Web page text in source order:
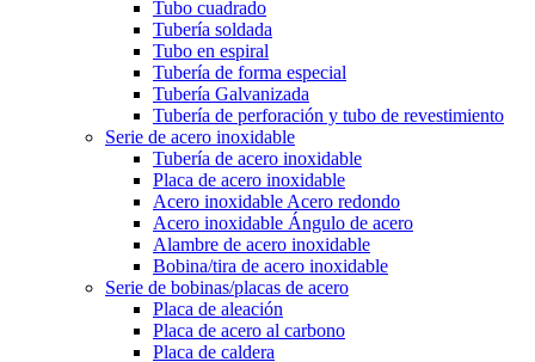
Tubo cuadrado
Tubería soldada
Tubo en espiral
Tubería de forma especial
Tubería Galvanizada
Tubería de perforación y tubo de revestimiento
Serie de acero inoxidable
Tubería de acero inoxidable
Placa de acero inoxidable
Acero inoxidable Acero redondo
Acero inoxidable Ángulo de acero
Alambre de acero inoxidable
Bobina/tira de acero inoxidable
Serie de bobinas/placas de acero
Placa de aleación
Placa de acero al carbono
Placa de caldera